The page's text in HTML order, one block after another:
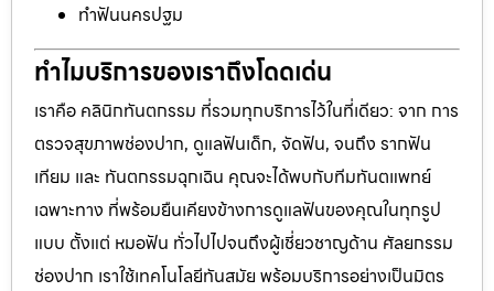
ทำฟันนครปฐม
ทำไมบริการของเราถึงโดดเด่น
เราคือ คลินิกทันตกรรม ที่รวมทุกบริการไว้ในที่เดียว: จาก การ
ตรวจสุขภาพช่องปาก, ดูแลฟันเด็ก, จัดฟัน, จนถึง รากฟัน
เทียม และ ทันตกรรมฉุกเฉิน คุณจะได้พบกับทีมทันตแพทย์
เฉพาะทาง ที่พร้อมยืนเคียงข้างการดูแลฟันของคุณในทุกรูป
แบบ ตั้งแต่ หมอฟัน ทั่วไปไปจนถึงผู้เชี่ยวชาญด้าน ศัลยกรรม
ช่องปาก เราใช้เทคโนโลยีทันสมัย พร้อมบริการอย่างเป็นมิตร